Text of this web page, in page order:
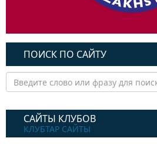
ПОИСК ПО САЙТУ
САЙТЫ КЛУБОВ
КЛУБТАР САЙТЫ